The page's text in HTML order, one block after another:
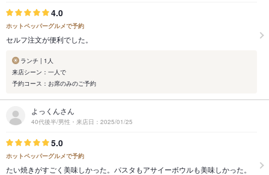
4.0
ホットペッパーグルメで予約
セルフ注文が便利でした。
ランチ | 1人
来店シーン：一人で
予約コース：お席のみのご予約
よっくんさん
40代後半/男性・来店日：2025/01/25
5.0
ホットペッパーグルメで予約
たい焼きがすごく美味しかった。パスタもアサイーボウルも美味しかった。